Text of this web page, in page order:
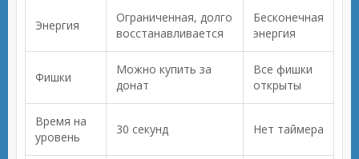
Энергия
Ограниченная, долго
восстанавливается
Бесконечная
энергия
Фишки
Можно купить за
донат
Все фишки
открыты
Время на
уровень
30 секунд Нет таймера